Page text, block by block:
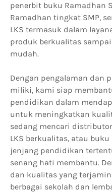
penerbit buku Ramadhan
Ramadhan tingkat SMP,
LKS termasuk dalam
produk berkualitas
mudah.
Dengan pengalaman dan
miliki, kami siap
pendidikan dalam
untuk meningkatkan
sedang mencari
LKS berkualitas, atau
jenjang pendidikan
senang hati membantu.
dan kualitas yang
berbagai sekolah dan